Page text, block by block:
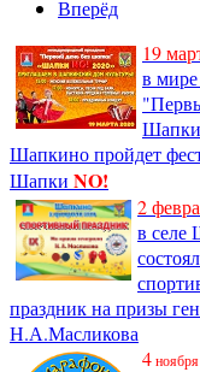
Вперёд
19
в
Шапкино пройдет
Шапки NO!
2
в селе
праздник на призы
Н.А.Масликова
4ноября